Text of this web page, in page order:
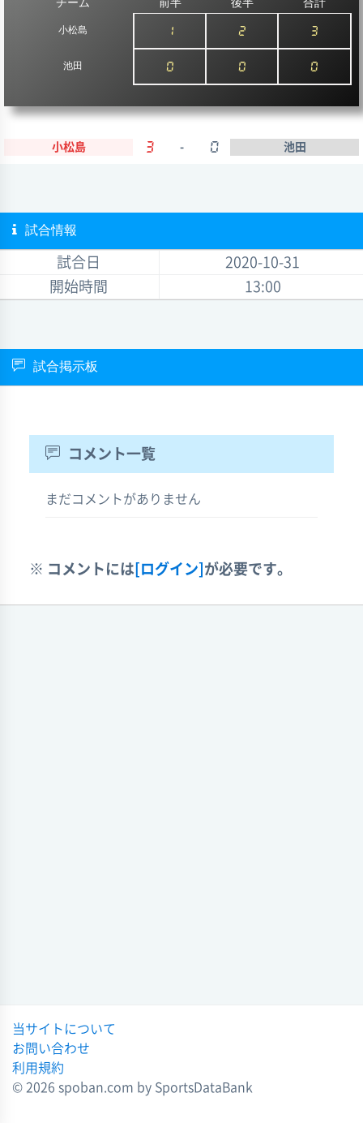
チーム 前半 後半 合計
小松島 1 2 3
池田 0 0 0
小松島 3 - 0 池田
試合情報
試合日
2020-10-31
開始時間
13:00
試合掲示板
コメント一覧
まだコメントがありません
※ コメントには [ログイン] が必要です。
当サイトについて
お問い合わせ
利用規約
© 2026 spoban.com by SportsDataBank